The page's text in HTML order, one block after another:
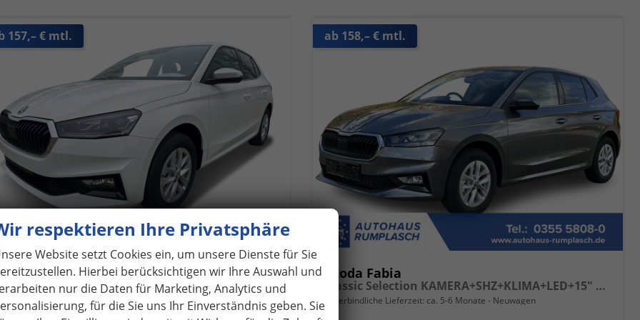
157,– € mtl.
Fabia
PDC+LED+SMART LINK+LANE ASSIST
Lieferzeit: ca. 5 Monate Neuwagen
ab 158,– € mtl.
Skoda Fabia
Classic Selection KAMERA+SHZ+KLIMA+LED+15" LM+SMARTLINK
unverbindliche Lieferzeit: ca. 5-6 Monate Neuwagen
respektieren Ihre Privatsphäre
Website setzt Cookies ein, um unsere Dienste für Sie
Hierbei berücksichtigen wir Ihre Auswahl und
nur die Daten für Marketing, Analytics und
für die Sie uns Ihr Einverständnis geben. Sie